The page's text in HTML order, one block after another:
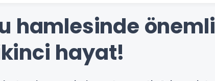
hamlesinde
hayat!